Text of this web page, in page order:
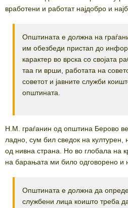
вработени и работат најдобро и
Општината е должна на
им обезбеди пристап до
карактер во врска со својата
таа ги врши, работата на
советот и јавните служби
општината.
Н.М. граѓанин од општина Берово
ладно, сум бил сведок на културен,
од нивна страна. Но во глобала на
на барањата ми било одговорено
Општината е должна да
службени лица коишто треба